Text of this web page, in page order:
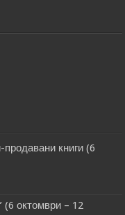
книги (6
октомври – 12